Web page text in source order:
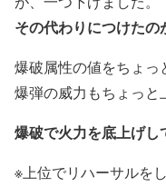
その代わりにつけたの
爆破属性の値をちょっ
爆弾の威力もちょっと
爆破で火力を底上げし
※上位でリハーサルを